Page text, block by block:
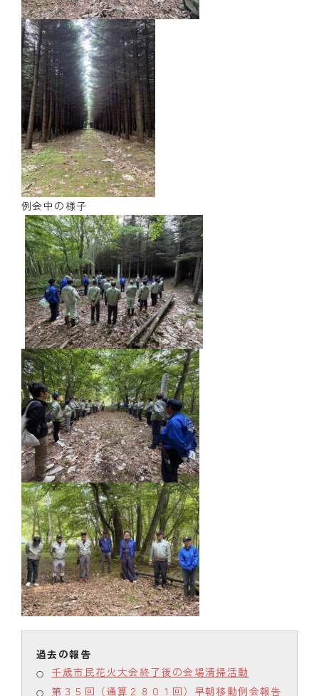
例会中の様子
千歳市民花火大会終了後の会場清掃活動
第３５回（通算２８０１回）早朝移動例会報告